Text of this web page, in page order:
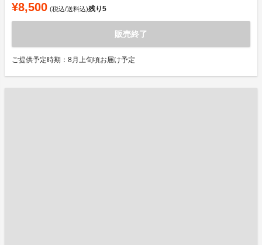
¥8,500 (税込/送料込)残り5
販売終了
ご提供予定時期：8月上旬頃お届け予定